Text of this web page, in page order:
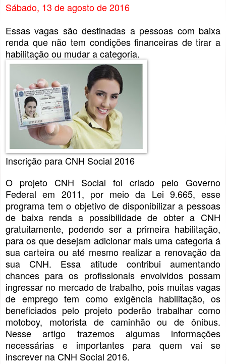
Sábado, 13 de agosto de 2016
Essas vagas são destinadas a pessoas com baixa
renda que não tem condições financeiras de tirar a
habilitação ou mudar a categoria.
Inscrição para CNH Social 2016
O projeto CNH Social foi criado pelo Governo
Federal em 2011, por meio da Lei 9.665, esse
programa tem o objetivo de disponibilizar a pessoas
de baixa renda a possibilidade de obter a CNH
gratuitamente, podendo ser a primeira habilitação,
para os que desejam adicionar mais uma categoria á
sua carteira ou até mesmo realizar a renovação da
sua CNH. Essa atitude contribui aumentando
chances para os profissionais envolvidos possam
ingressar no mercado de trabalho, pois muitas vagas
de emprego tem como exigência habilitação, os
beneficiados pelo projeto poderão trabalhar como
motoboy, motorista de caminhão ou de ônibus.
Nesse artigo trazemos algumas informações
necessárias e importantes para quem vai se
inscrever na CNH Social 2016.